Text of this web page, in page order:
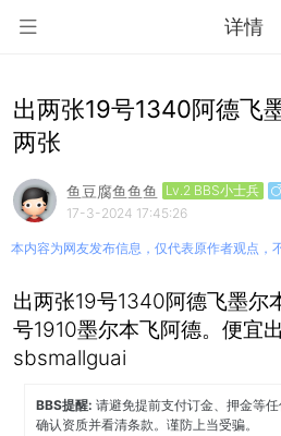
详情
出两张19号1340阿德飞
两张
鱼豆腐鱼鱼鱼
Lv.2 BBS小士兵
17-3-2024 17:45:26
本内容为网友发布信息，仅代表原作者观点，
出两张19号1340阿德飞墨尔
号1910墨尔本飞阿德。便宜
sbsmallguai
BBS提醒:请避免提前支付订金、押金等
确认资质并看清条款。谨防上当受骗。